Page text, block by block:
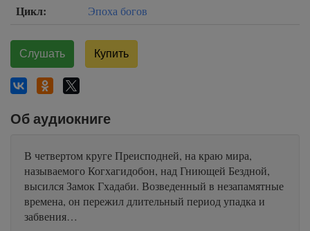
Цикл: Эпоха богов
Слушать Купить
Об аудиокниге
В четвертом круге Преисподней, на краю мира,
называемого Когхагидобон, над Гниющей Бездной,
высился Замок Гхадаби. Возведенный в незапамятные
времена, он пережил длительный период упадка и
забвения…